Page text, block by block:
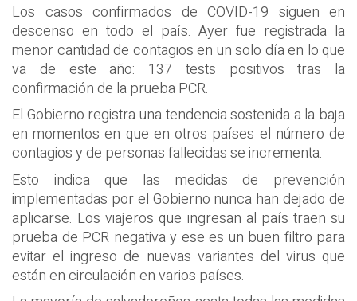
Los casos confirmados de COVID-19 siguen en
descenso en todo el país. Ayer fue registrada la
menor cantidad de contagios en un solo día en lo que
va de este año: 137 tests positivos tras la
confirmación de la prueba PCR.
El Gobierno registra una tendencia sostenida a la baja
en momentos en que en otros países el número de
contagios y de personas fallecidas se incrementa.
Esto indica que las medidas de prevención
implementadas por el Gobierno nunca han dejado de
aplicarse. Los viajeros que ingresan al país traen su
prueba de PCR negativa y ese es un buen filtro para
evitar el ingreso de nuevas variantes del virus que
están en circulación en varios países.